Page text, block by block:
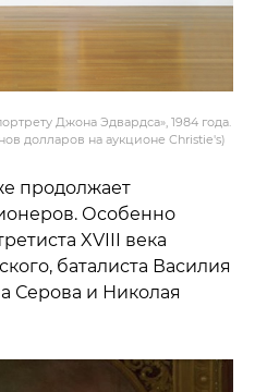
Джона Эдвардса», 1984 года.
долларов на аукционе Christie's)
продолжает
Особенно
XVIII века
баталиста Василия
Серова и Николая